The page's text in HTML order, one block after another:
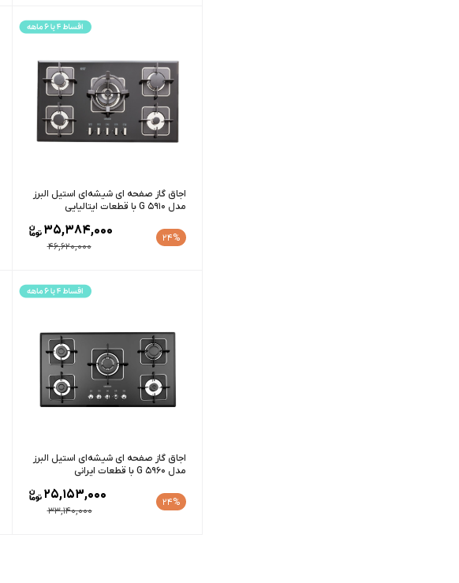
اجاق گاز صفحه ای شیشه‌ای استیل البرز
مدل G 5910 با قطعات ایتالیایی
24%
46,620,000
35,384,000
اجاق گاز صفحه ای شیشه‌ای استیل البرز
مدل G 5960 با قطعات ایرانی
24%
33,140,000
25,153,000